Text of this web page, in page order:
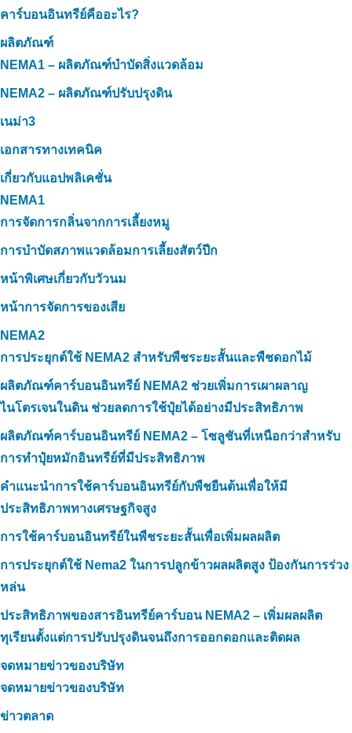
คาร์บอนอินทรีย์คืออะไร?
ผลิตภัณฑ์
NEMA1 – ผลิตภัณฑ์บำบัดสิ่งแวดล้อม
NEMA2 – ผลิตภัณฑ์ปรับปรุงดิน
เนม่า3
เอกสารทางเทคนิค
เกี่ยวกับแอปพลิเคชั่น
NEMA1
การจัดการกลิ่นจากการเลี้ยงหมู
การบำบัดสภาพแวดล้อมการเลี้ยงสัตว์ปีก
หน้าพิเศษเกี่ยวกับวัวนม
หน้าการจัดการของเสีย
NEMA2
การประยุกต์ใช้ NEMA2 สำหรับพืชระยะสั้นและพืชดอกไม้
ผลิตภัณฑ์คาร์บอนอินทรีย์ NEMA2 ช่วยเพิ่มการเผาผลาญ
ไนโตรเจนในดิน ช่วยลดการใช้ปุ๋ยได้อย่างมีประสิทธิภาพ
ผลิตภัณฑ์คาร์บอนอินทรีย์ NEMA2 – โซลูชันที่เหนือกว่าสำหรับ
การทำปุ๋ยหมักอินทรีย์ที่มีประสิทธิภาพ
คำแนะนำการใช้คาร์บอนอินทรีย์กับพืชยืนต้นเพื่อให้มี
ประสิทธิภาพทางเศรษฐกิจสูง
การใช้คาร์บอนอินทรีย์ในพืชระยะสั้นเพื่อเพิ่มผลผลิต
การประยุกต์ใช้ Nema2 ในการปลูกข้าวผลผลิตสูง ป้องกันการร่วง
หล่น
ประสิทธิภาพของสารอินทรีย์คาร์บอน NEMA2 – เพิ่มผลผลิต
ทุเรียนตั้งแต่การปรับปรุงดินจนถึงการออกดอกและติดผล
จดหมายข่าวของบริษัท
จดหมายข่าวของบริษัท
ข่าวตลาด